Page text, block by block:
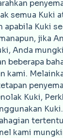
semua Kuki
apabila Kuki
jika
Anda
beberapa
kami.
Kuki,
Kuki.
kami